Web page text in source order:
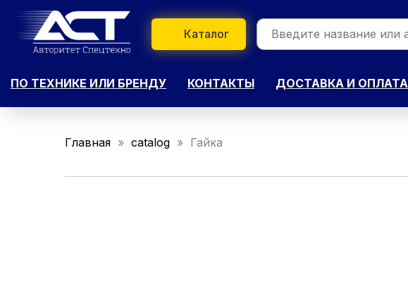
Каталог
ПО ТЕХНИКЕ ИЛИ БРЕНДУ КОНТАКТЫ ДОСТАВКА И ОПЛАТА
Главная catalog Гайка